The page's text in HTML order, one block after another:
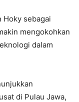
Hoky sebagai
mengokohkan
dalam
di Pulau Jawa,